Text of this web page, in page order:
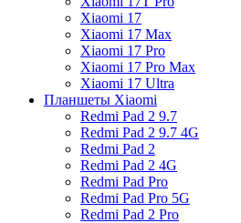
Xiaomi 17
Xiaomi 17 Max
Xiaomi 17 Pro
Xiaomi 17 Pro Max
Xiaomi 17 Ultra
Планшеты Xiaomi
Redmi Pad 2 9.7
Redmi Pad 2 9.7 4G
Redmi Pad 2
Redmi Pad 2 4G
Redmi Pad Pro
Redmi Pad Pro 5G
Redmi Pad 2 Pro